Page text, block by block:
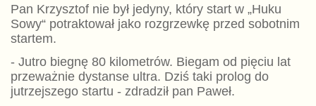
Pan Krzysztof nie był jedyny, który start w „Huku
Sowy“ potraktował jako rozgrzewkę przed sobotnim
startem.
- Jutro biegnę 80 kilometrów. Biegam od pięciu lat
przeważnie dystanse ultra. Dziś taki prolog do
jutrzejszego startu - zdradził pan Paweł.